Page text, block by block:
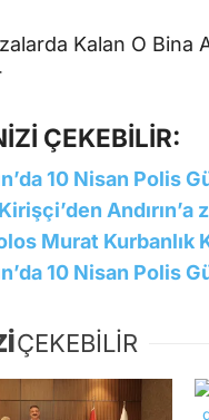
ÇEKEBİLİR:
10 Nisan Polis
Andırın’a
Murat Kurbanlık
10 Nisan Polis
ÇEKEBİLİR